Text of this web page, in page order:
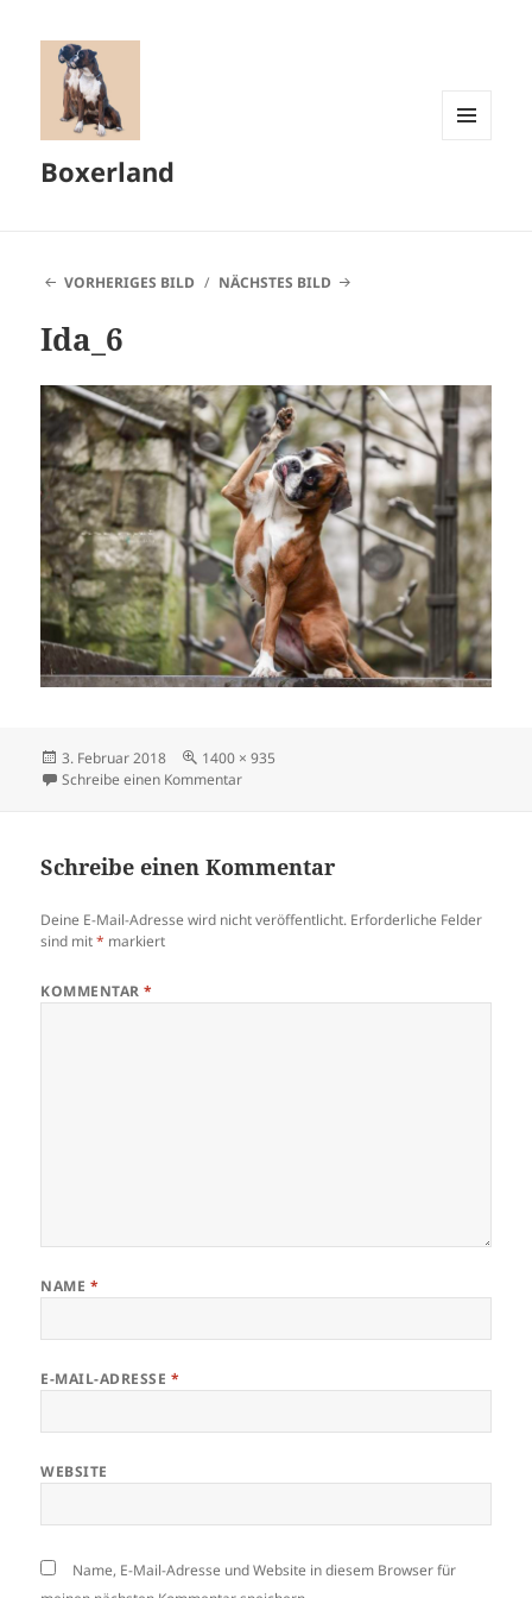
Boxerland
VORHERIGES BILD NÄCHSTES BILD
Ida_6
Veröffentlicht
am
3. Februar 2018 Originalgröße
1400 × 935
Schreibe einen Kommentarzu Ida_6
Schreibe einen Kommentar
Deine E-Mail-Adresse wird nicht veröffentlicht. Erforderliche Felder
sind mit* markiert
KOMMENTAR*
NAME *
E-MAIL-ADRESSE *
WEBSITE
Name, E-Mail-Adresse und Website in diesem Browser für